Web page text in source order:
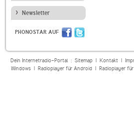
Newsletter
PHONOSTAR AUF
Dein Internetradio-Portal : Sitemap| Kontakt|
Windows| Radioplayer für Android| Radioplayer